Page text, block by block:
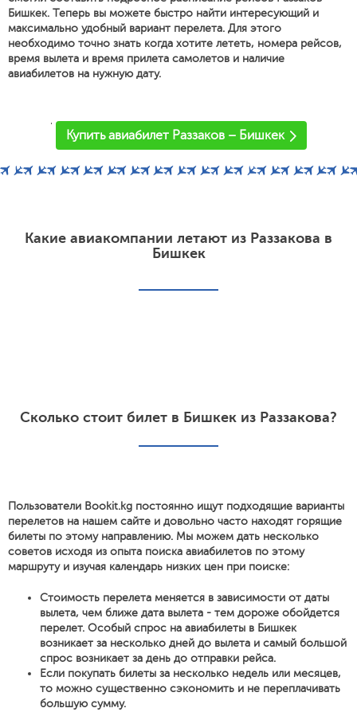
Бишкек. Теперь вы можете быстро найти интересующий и
максимально удобный вариант перелета. Для этого
необходимо точно знать когда хотите лететь, номера рейсов,
время вылета и время прилета самолетов и наличие
авиабилетов на нужную дату.
'
Купить авиабилет Раззаков – Бишкек
Какие авиакомпании летают из Раззакова в
Бишкек
Сколько стоит билет в Бишкек из Раззакова?
Пользователи Bookit.kg постоянно ищут подходящие варианты
перелетов на нашем сайте и довольно часто находят горящие
билеты по этому направлению. Мы можем дать несколько
советов исходя из опыта поиска авиабилетов по этому
маршруту и изучая календарь низких цен при поиске:
Стоимость перелета меняется в зависимости от даты
вылета, чем ближе дата вылета - тем дороже обойдется
перелет. Особый спрос на авиабилеты в Бишкек
возникает за несколько дней до вылета и самый большой
спрос возникает за день до отправки рейса.
Если покупать билеты за несколько недель или месяцев,
то можно существенно сэкономить и не переплачивать
большую сумму.